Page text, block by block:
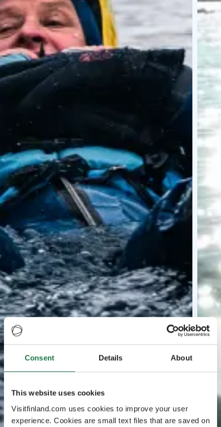
Consent Details About
This website uses cookies
Visitfinland.com uses cookies to improve your user
experience. Cookies are small text files that are saved on